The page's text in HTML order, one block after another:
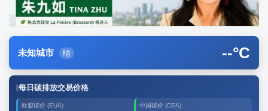
未知城市 晴 --°C
每日碳排放交易价格
欧盟碳价 (EUA) 中国碳价 (CEA)